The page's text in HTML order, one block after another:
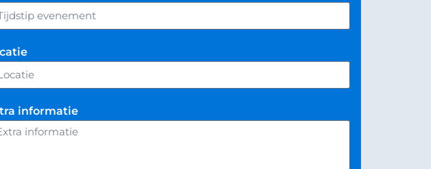
informatie